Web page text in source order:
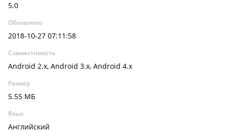
5.0
Обновлено
2018-10-27 07:11:58
Совместимость
Android 2.x, Android 3.x, Android 4.x
Размер
5.55 МБ
Язык
Английский